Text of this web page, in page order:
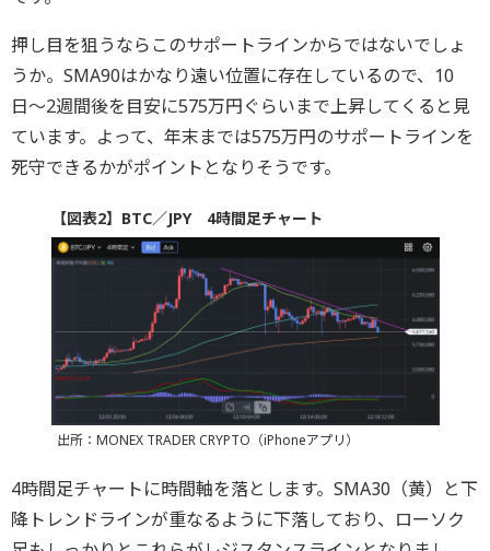
押し目を狙うならこのサポートラインからではないでしょ
うか。SMA90はかなり遠い位置に存在しているので、10
日〜2週間後を目安に575万円ぐらいまで上昇してくると見
ています。よって、年末までは575万円のサポートラインを
死守できるかがポイントとなりそうです。
【図表2】BTC／JPY 4時間足チャート
出所：MONEX TRADER CRYPTO（iPhoneアプリ）
4時間足チャートに時間軸を落とします。SMA30（黄）と下
降トレンドラインが重なるように下落しており、ローソク